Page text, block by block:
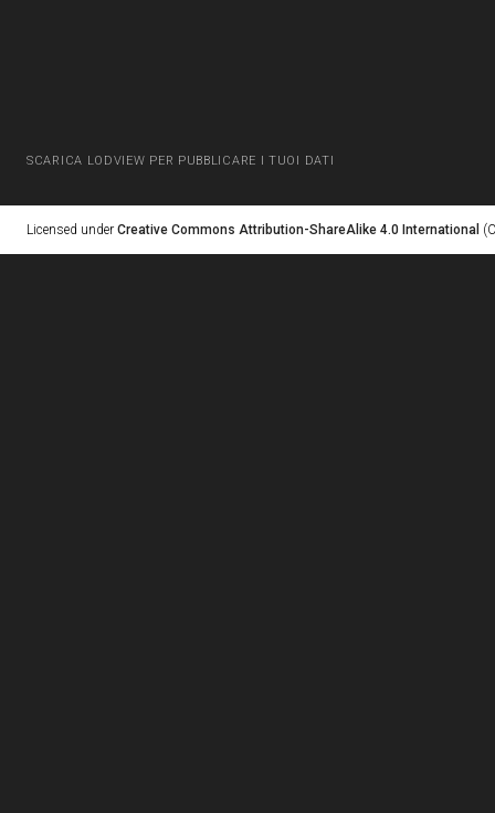
SCARICA LODVIEW PER PUBBLICARE I TUOI DATI
Licensed under Creative Commons Attribution-ShareAlike 4.0 International